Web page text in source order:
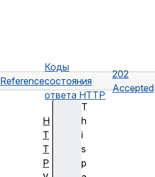
Reference
Коды
состояния
ответа HTTP
202
Accepted
T
h
i
s
p
H
T
T
P